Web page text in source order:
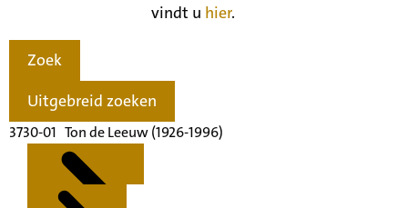
vindt u hier.
Zoek
Uitgebreid zoeken
3730-01 Ton de Leeuw (1926-1996)